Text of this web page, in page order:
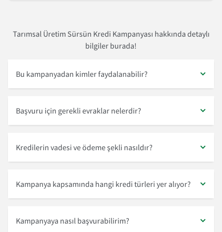
Tarımsal Üretim Sürsün Kredi Kampanyası hakkında detaylı
bilgiler burada!
Bu kampanyadan kimler faydalanabilir?
Başvuru için gerekli evraklar nelerdir?
Kredilerin vadesi ve ödeme şekli nasıldır?
Kampanya kapsamında hangi kredi türleri yer alıyor?
Kampanyaya nasıl başvurabilirim?